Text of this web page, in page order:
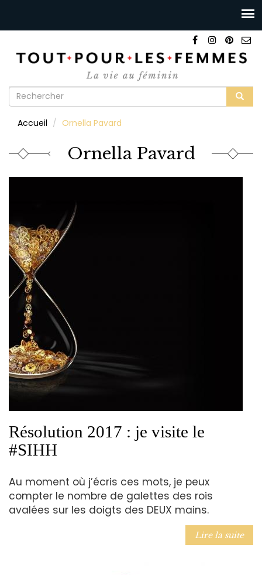
Formulaire
recherche
Accueil Ornella Pavard
Ornella Pavard
Résolution 2017 : je visite le
#SIHH
Au moment où j’écris ces mots, je peux
compter le nombre de galettes des rois
avalées sur les doigts des DEUX mains.
Lire la suite